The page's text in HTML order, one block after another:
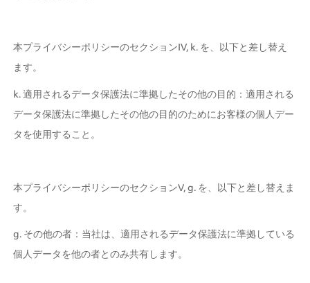
本プライバシーポリシーのセクションIV, k. を、以下と差し替え
ます。
k. 適用されるデータ保護法に準拠したその他の目的：適用される
データ保護法に準拠したその他の目的のためにお客様の個人デー
タを使用すること。
本プライバシーポリシーのセクションV, g. を、以下と差し替えま
す。
g. その他の者：当社は、適用されるデータ保護法に準拠している
個人データを他の者とのみ共有します。